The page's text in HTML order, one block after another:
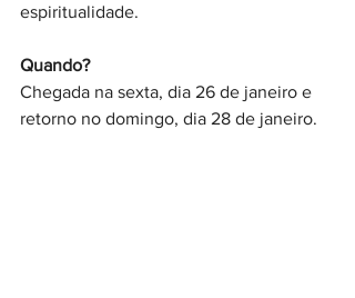
espiritualidade.
Quando?
Chegada na sexta, dia 26 de janeiro e
retorno no domingo, dia 28 de janeiro.